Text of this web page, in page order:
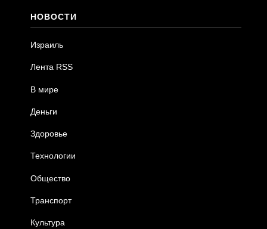
НОВОСТИ
Израиль
Лента RSS
В мире
Деньги
Здоровье
Технологии
Общество
Транспорт
Культура